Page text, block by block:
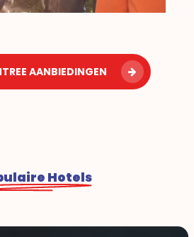
AANBIEDINGEN
Hotels